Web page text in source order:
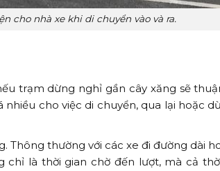
cho nhà xe khi di chuyển vào và ra.
trạm dừng nghỉ gần cây xăng sẽ
cho việc di chuyển, qua lại hoặc
Thông thường với các xe đi đường dài
chỉ là thời gian chờ đến lượt, mà cả